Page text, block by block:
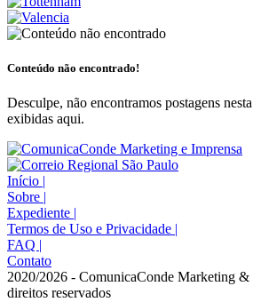
Conteúdo não encontrado!
Desculpe, não encontramos postagens
exibidas aqui.
Início |
Sobre |
Expediente |
Termos de Uso e Privacidade |
FAQ |
Contato
2020/2026 - ComunicaConde Marketing &
direitos reservados